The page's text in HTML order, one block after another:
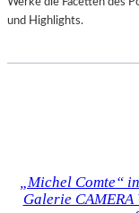
und Highlights.
„Michel Comte“
Galerie